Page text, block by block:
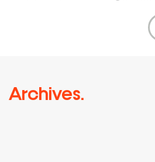
Archives.